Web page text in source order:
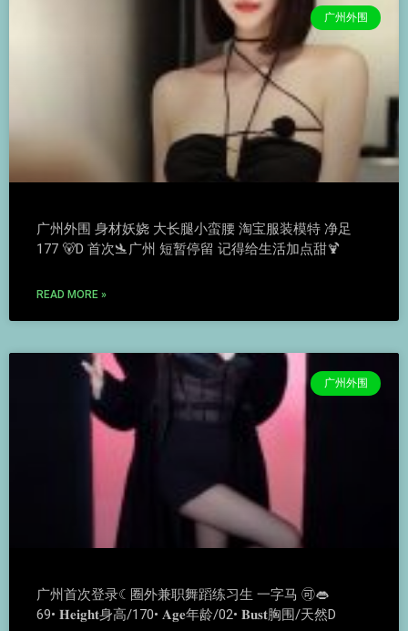
广州外围
广州外围 身材妖娆 大长腿小蛮腰 淘宝服装模特 净足
177 🐻D 首次🛬广州 短暂停留 记得给生活加点甜🍹
READ MORE »
广州外围
广州首次登录☾圈外兼职舞蹈练习生 一字马 🉑👄
69• 𝐇𝐞𝐢𝐠𝐡𝐭身高/170• 𝐀𝐠𝐞年龄/02• 𝐁𝐮𝐬𝐭胸围/天然D